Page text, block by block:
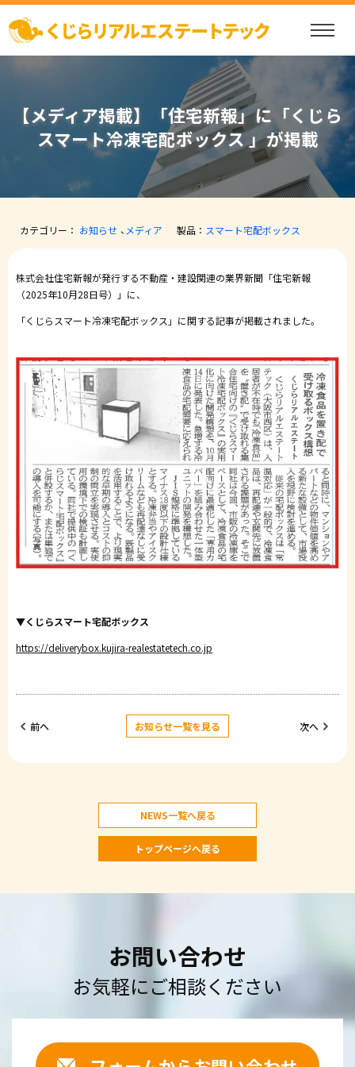
【メディア掲載】「住宅新報」に「くじら
スマート冷凍宅配ボックス 」が掲載
カテゴリー： お知らせ メディア 製品： スマート宅配ボックス
株式会社住宅新報が発行する不動産・建設関連の業界新聞「住宅新報
（2025年10月28日号）」に、
「くじらスマート冷凍宅配ボックス」に関する記事が掲載されました。
▼くじらスマート宅配ボックス
https://deliverybox.kujira-realestatetech.co.jp
前へ お知らせ一覧を見る 次へ
NEWS一覧へ戻る
トップページへ戻る
お問い合わせ
お気軽にご相談ください